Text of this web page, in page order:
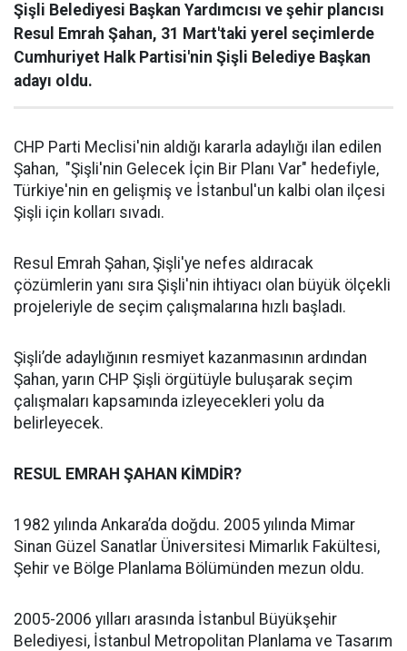
Şişli Belediyesi Başkan Yardımcısı ve şehir plancısı
Resul Emrah Şahan, 31 Mart'taki yerel seçimlerde
Cumhuriyet Halk Partisi'nin Şişli Belediye Başkan
adayı oldu.
CHP Parti Meclisi'nin aldığı kararla adaylığı ilan edilen
Şahan, "Şişli'nin Gelecek İçin Bir Planı Var" hedefiyle,
Türkiye'nin en gelişmiş ve İstanbul'un kalbi olan ilçesi
Şişli için kolları sıvadı.
Resul Emrah Şahan, Şişli'ye nefes aldıracak
çözümlerin yanı sıra Şişli'nin ihtiyacı olan büyük ölçekli
projeleriyle de seçim çalışmalarına hızlı başladı.
Şişli’de adaylığının resmiyet kazanmasının ardından
Şahan, yarın CHP Şişli örgütüyle buluşarak seçim
çalışmaları kapsamında izleyecekleri yolu da
belirleyecek.
RESUL EMRAH ŞAHAN KİMDİR?
1982 yılında Ankara’da doğdu. 2005 yılında Mimar
Sinan Güzel Sanatlar Üniversitesi Mimarlık Fakültesi,
Şehir ve Bölge Planlama Bölümünden mezun oldu.
2005-2006 yılları arasında İstanbul Büyükşehir
Belediyesi, İstanbul Metropolitan Planlama ve Tasarım